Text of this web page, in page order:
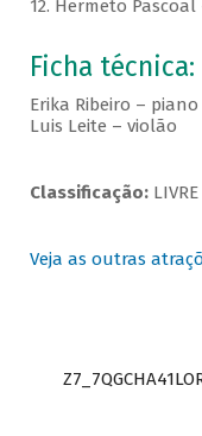
12. Hermeto
Ficha técnica:
Erika Ribeiro – piano
Luis Leite – violão
Classificação:LIVRE
Veja as outras